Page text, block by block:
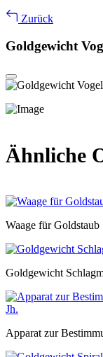
Zurück
Goldgewicht
Ähnliche
Waage für Goldstaub
Goldgewicht
Apparat zur